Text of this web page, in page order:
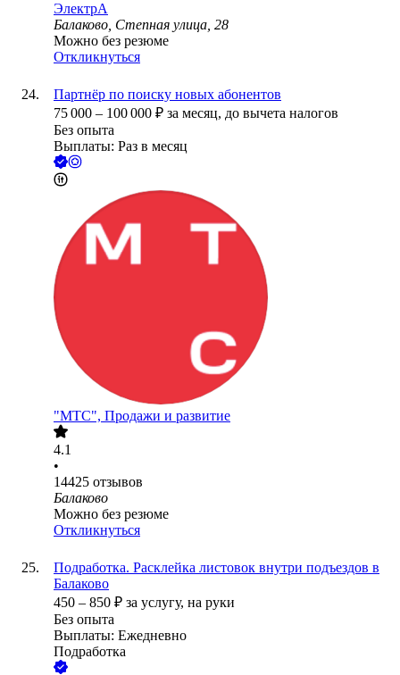
ЭлектрА
Балаково, Степная улица, 28
Можно без резюме
Откликнуться
Партнёр по поиску новых абонентов
75 000 – 100 000 ₽ за месяц, до вычета налогов
Без опыта
Выплаты: Раз в месяц
"МТС", Продажи и развитие
4.1
•
14425 отзывов
Балаково
Можно без резюме
Откликнуться
Подработка. Расклейка листовок внутри подъездов в
Балаково
450 – 850 ₽ за услугу, на руки
Без опыта
Выплаты: Ежедневно
Подработка